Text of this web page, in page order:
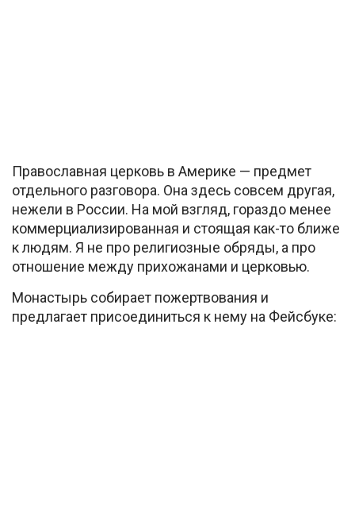
Православная церковь в Америке — предмет
отдельного разговора. Она здесь совсем другая,
нежели в России. На мой взгляд, гораздо менее
коммерциализированная и стоящая как-то ближе
к людям. Я не про религиозные обряды, а про
отношение между прихожанами и церковью.
Монастырь собирает пожертвования и
предлагает присоединиться к нему на Фейсбуке: